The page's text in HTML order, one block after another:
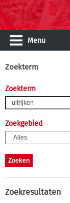
Menu
Zoekterm
Zoekterm
Zoekgebied
Zoekresultaten